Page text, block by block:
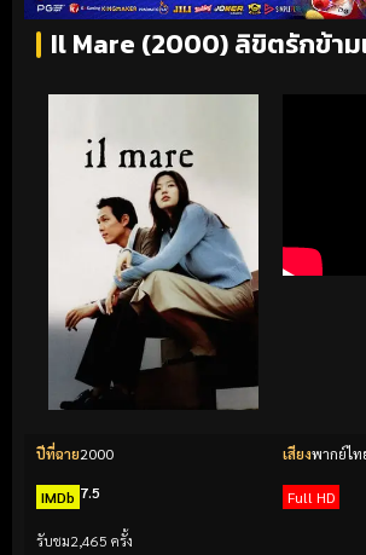
Il Mare (2000) ลิขิตรักข้าม
ปีที่ฉาย2000 เสียงพากย์ไท
IMDb 7.5 Full HD
รับชม2,465 ครั้ง